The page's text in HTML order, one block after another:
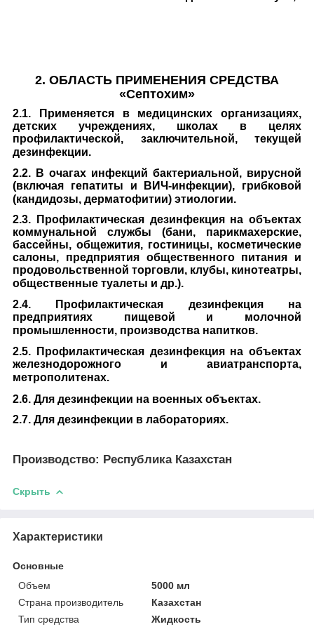
2. ОБЛАСТЬ ПРИМЕНЕНИЯ СРЕДСТВА
«Септохим»
2.1. Применяется в медицинских организациях,
детских учреждениях, школах в целях
профилактической, заключительной, текущей
дезинфекции.
2.2. В очагах инфекций бактериальной, вирусной
(включая гепатиты и ВИЧ-инфекции), грибковой
(кандидозы, дерматофитии) этиологии.
2.3. Профилактическая дезинфекция на объектах
коммунальной службы (бани, парикмахерские,
бассейны, общежития, гостиницы, косметические
салоны, предприятия общественного питания и
продовольственной торговли, клубы, кинотеатры,
общественные туалеты и др.).
2.4. Профилактическая дезинфекция на
предприятиях пищевой и молочной
промышленности, производства напитков.
2.5. Профилактическая дезинфекция на объектах
железнодорожного и авиатранспорта,
метрополитенах.
2.6. Для дезинфекции на военных объектах.
2.7. Для дезинфекции в лабораториях.
Производство: Республика Казахстан
Скрыть
Характеристики
Основные
Объем
5000 мл
Страна производитель
Казахстан
Тип средства
Жидкость